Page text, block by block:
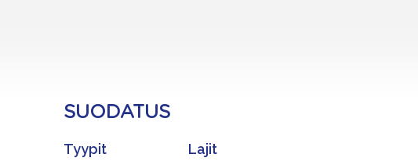
SUODATUS
Tyypit Lajit